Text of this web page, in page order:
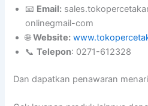
📧 Email:
onlinegmail-com
🌐Website:
📞Telepon: 0271-612328
Dan dapatkan penawaran